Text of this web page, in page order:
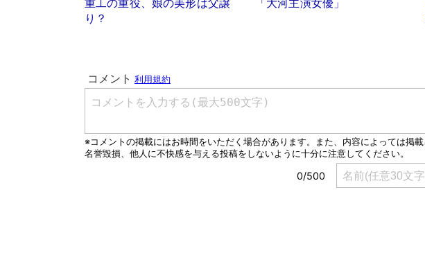
重工の重役、娘の美形は父譲
り？
「大河主演女優」